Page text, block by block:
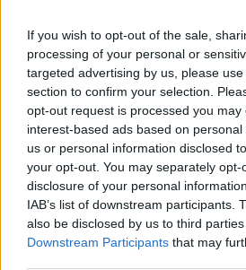
If you wish to opt-out of the sale,
processing of your personal or
targeted advertising by us, please
section to confirm your selection.
opt-out request is processed you may
interest-based ads based on
us or personal information disclosed
your opt-out. You may separately
disclosure of your personal
IAB’s list of downstream participants.
also be disclosed by us to third
Downstream Participants that may
Classic
Riepilogo stagione